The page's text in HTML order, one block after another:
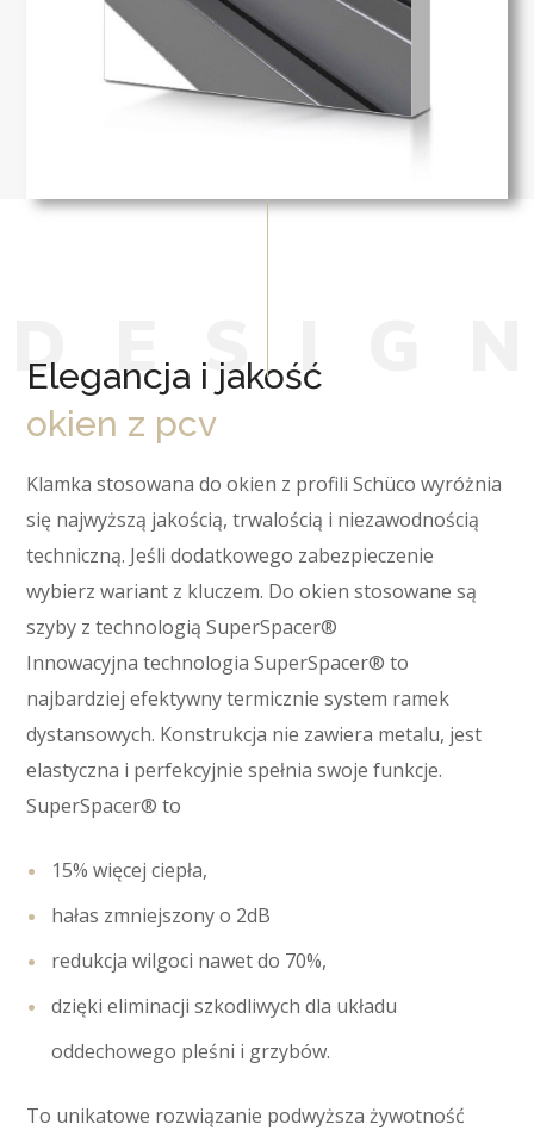
DESI
Elegancja i jakość
okien z pcv
Klamka stosowana do okien z profili Schüco wyróżnia
się najwyższą jakością, trwalością i niezawodnością
techniczną. Jeśli dodatkowego zabezpieczenie
wybierz wariant z kluczem. Do okien stosowane są
szyby z technologią SuperSpacer®
Innowacyjna technologia SuperSpacer® to
najbardziej efektywny termicznie system ramek
dystansowych. Konstrukcja nie zawiera metalu, jest
elastyczna i perfekcyjnie spełnia swoje funkcje.
SuperSpacer® to
15% więcej ciepła,
hałas zmniejszony o 2dB
redukcja wilgoci nawet do 70%,
dzięki eliminacji szkodliwych dla układu
oddechowego pleśni i grzybów.
To unikatowe rozwiązanie podwyższa żywotność